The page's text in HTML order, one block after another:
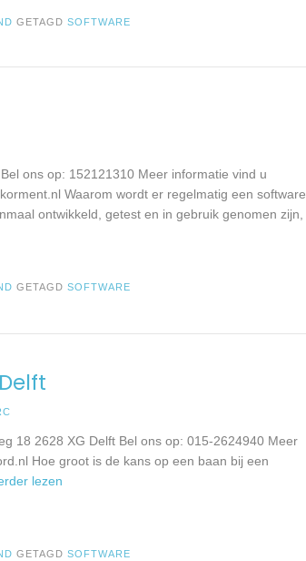
GETAGDSOFTWARE
ons op: 152121310 Meer informatie vind u
Waarom wordt er regelmatig een software
ontwikkeld, getest en in gebruik genomen zijn,
GETAGDSOFTWARE
18 2628 XG Delft Bel ons op: 015-2624940 Meer
Hoe groot is de kans op een baan bij een
lezen
GETAGDSOFTWARE